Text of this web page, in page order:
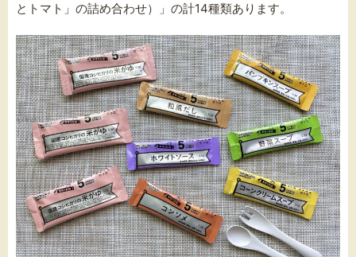
とトマト」の詰め合わせ）」の計14種類あります。